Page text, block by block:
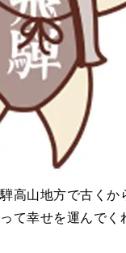
高山地方で古く
て幸せを運んでく